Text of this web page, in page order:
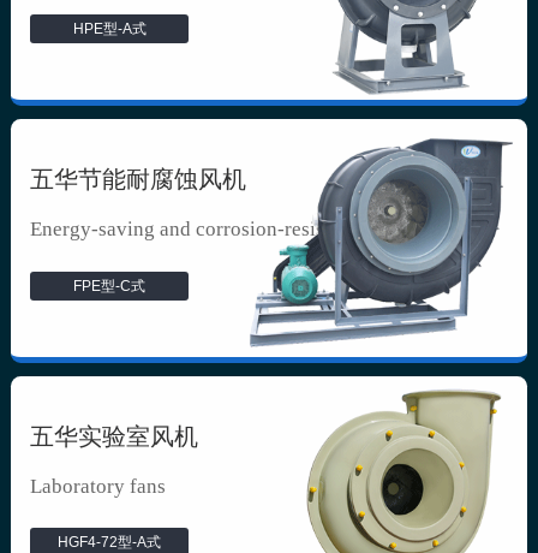
HPE型-A式
五华节能耐腐蚀风机
Energy-saving and corrosion-resista...
FPE型-C式
五华实验室风机
Laboratory fans
HGF4-72型-A式